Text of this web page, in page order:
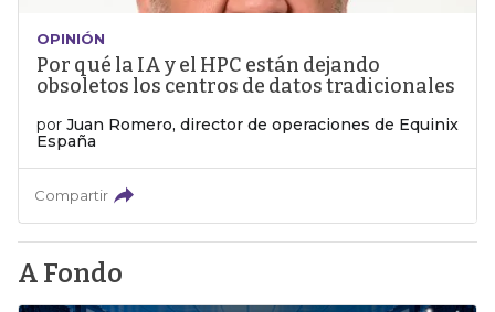
OPINIÓN
Por qué la IA y el HPC están dejando
obsoletos los centros de datos tradicionales
por Juan Romero, director de operaciones de Equinix
España
Compartir
A Fondo